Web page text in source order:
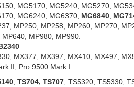
MG5170, MG5240, MG5270,
MG6240, MG6370, MG6840,
MP250, MP258, MP260, MP270,
MP980, MP990.
MX377, MX397, MX410, MX497,
II, Pro 9500 Mark I
, TS704, TS707, TS5320, TS5330,